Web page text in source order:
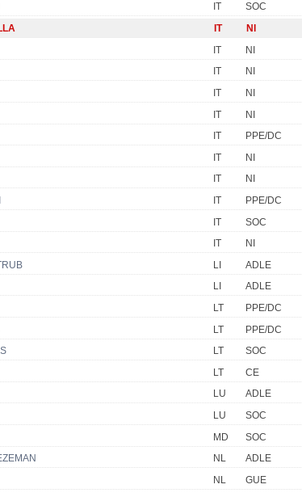
IT
SOC
IT
NI
IT
NI
IT
NI
IT
NI
IT
NI
IT
PPE/DC
IT
NI
IT
NI
IT
PPE/DC
IT
SOC
IT
NI
LI
ADLE
LI
ADLE
LT
PPE/DC
LT
PPE/DC
LT
SOC
LT
CE
LU
ADLE
LU
SOC
MD
SOC
NL
ADLE
NL
GUE